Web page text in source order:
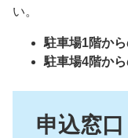
い。
駐車場1階から
駐車場4階から
申込窓口